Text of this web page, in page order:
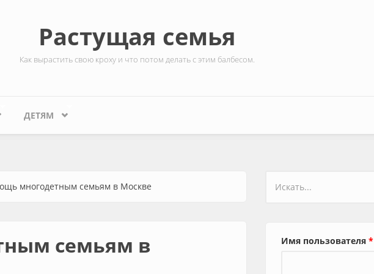
Растущая семья
Как вырастить свою кроху и что потом делать с этим балбесом.
ДЕТЯМ
многодетным семьям в Москве
семьям в
Форма поиска
Имя пользователя *